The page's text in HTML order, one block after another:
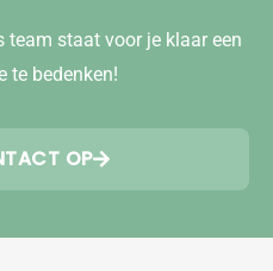
team staat voor je klaar een
te bedenken!
OP